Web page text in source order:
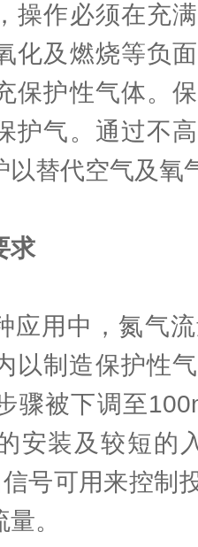
操作必须在充
化及燃烧等负
保护性气体。
护气。通过不
以替代空气及氧
求
用中，氮气流
以制造保护性
骤被下调至
安装及较短的
号可用来控制
。